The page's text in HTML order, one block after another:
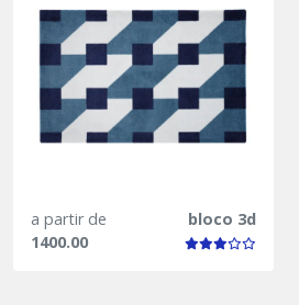
a partir de
1400.00
bloco 3d